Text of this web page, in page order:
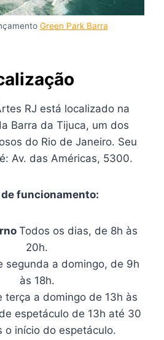
Green Park Barra
RJ está localizado na
Barra da Tijuca, um dos
do Rio de Janeiro. Seu
Av. das Américas, 5300.
funcionamento:
Todos os dias, de 8h às
20h.
segunda a domingo, de 9h
às 18h.
terça a domingo de 13h às
espetáculo de 13h até 30
o início do espetáculo.